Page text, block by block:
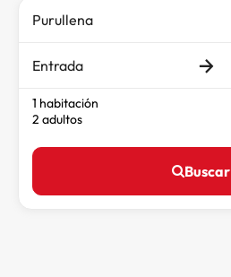
Entrada
1 habitación
2 adultos
Buscar